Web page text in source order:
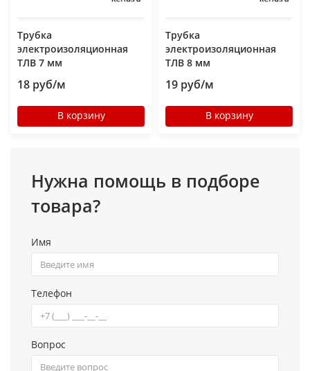
Трубка
электроизоляционная
ТЛВ 7 мм
18 руб/м
В корзину
Трубка
электроизоляционная
ТЛВ 8 мм
19 руб/м
В корзину
Нужна помощь в подборе
товара?
Имя
Телефон
Вопрос